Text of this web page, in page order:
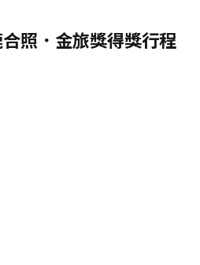
照．金旅獎得獎行程